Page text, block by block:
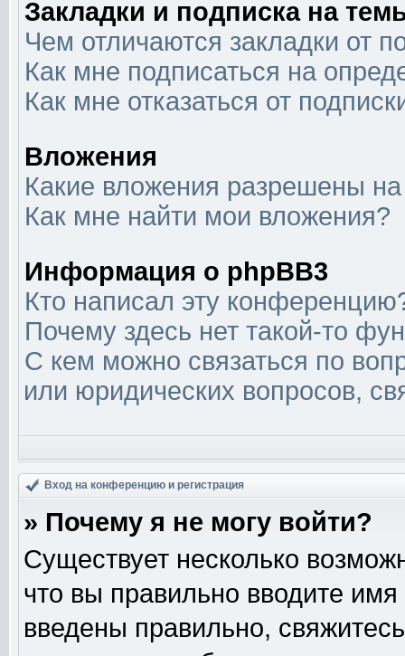
Закладки и подписка на
Чем отличаются закладки от
Как мне подписаться на
Как мне отказаться от
Вложения
Какие вложения разрешены
Как мне найти мои вложения?
Информация о phpBB3
Кто написал эту
Почему здесь нет такой-то
С кем можно связаться по
или юридических вопросов,
Вход на конференцию и регистрация
» Почему я не могу войти?
Существует несколько
что вы правильно вводите
введены правильно,